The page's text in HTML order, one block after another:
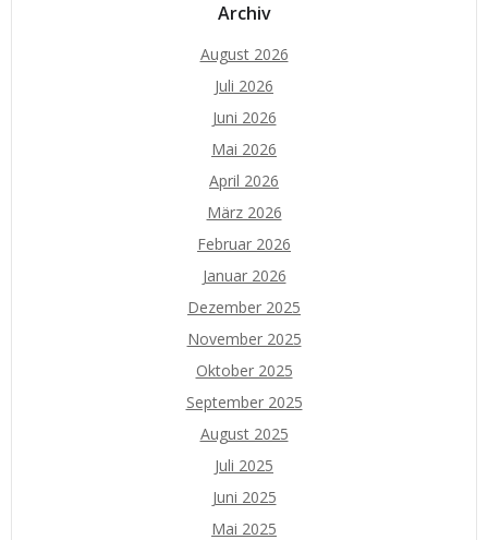
Archiv
August 2026
Juli 2026
Juni 2026
Mai 2026
April 2026
März 2026
Februar 2026
Januar 2026
Dezember 2025
November 2025
Oktober 2025
September 2025
August 2025
Juli 2025
Juni 2025
Mai 2025